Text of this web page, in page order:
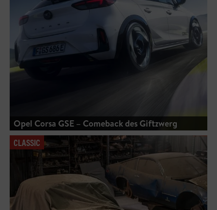
Opel Corsa GSE – Comeback des Giftzwerg
CLASSIC